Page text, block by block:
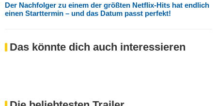
Der Nachfolger zu einem der größten Netflix-Hits hat endlich
einen Starttermin – und das Datum passt perfekt!
Das könnte dich auch interessieren